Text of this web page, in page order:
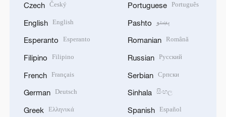
Czech Český
English English
Esperanto Esperanto
Filipino Filipino
French Français
German Deutsch
Greek Ελληνικά
Portuguese Português
Pashto پښتو
Romanian Română
Russian Русский
Serbian Српски
Sinhala සිංහල
Spanish Español